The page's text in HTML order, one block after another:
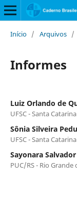
Início / Arquivos /
Informes
Luiz Orlando de
UFSC - Santa Catarina
Sônia Silveira
UFSC - Santa Catarina
Sayonara
PUC/RS - Rio Grande